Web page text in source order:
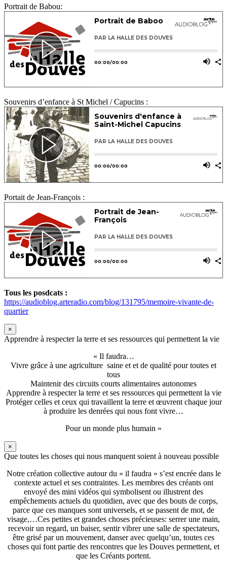
Portrait de Babou:
Souvenirs d’enfance à St Michel / Capucins :
Portait de Jean-François :
Tous les posdcats :
https://audioblog.arteradio.com/blog/131795/memoire-vivante-de-
quartier
×
Apprendre à respecter la terre et ses ressources qui permettent la vie
« Il faudra…
Vivre grâce à une agriculture saine et et de qualité pour toutes et
tous
Maintenir des circuits courts alimentaires autonomes
Apprendre à respecter la terre et ses ressources qui permettent la vie
Protéger celles et ceux qui travaillent la terre et œuvrent chaque jour
à produire les denrées qui nous font vivre…
Pour un monde plus humain »
×
Que toutes les choses qui nous manquent soient à nouveau possible
Notre création collective autour du « il faudra » s’est encrée dans le
contexte actuel et ses contraintes. Les membres des créants ont
envoyé des mini vidéos qui symbolisent ou illustrent des
empêchements actuels du quotidien, avec que des bouts de corps,
parce que ces manques sont universels, et se passent de mot, de
visage,…Ces petites et grandes choses précieuses: serrer une main,
recevoir un regard, un baiser, sentir vibrer une salle de spectateurs,
être grisé par un mouvement, danser avec quelqu’un, toutes ces
choses qui font partie des rencontres que les Douves permettent, et
que les Créants portent.